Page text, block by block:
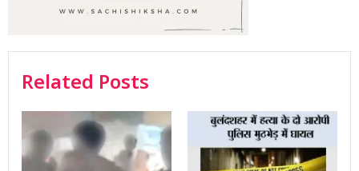
Related Posts